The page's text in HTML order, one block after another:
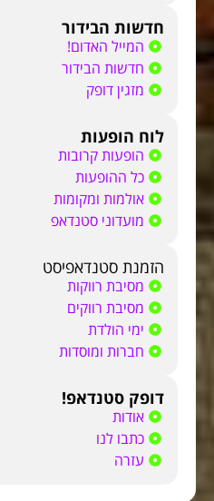
חדשות הבידור
המייל האדום!
חדשות הבידור
מזגין דופק
לוח הופעות
הופעות קרובות
כל ההופעות
אולמות ומקומות
מועדוני סטנדאפ
הזמנת סטנדאפיסט
מסיבת רווקות
מסיבת רווקים
ימי הולדת
חברות ומוסדות
דופק סטנדאפ!
אודות
כתבו לנו
עזרה